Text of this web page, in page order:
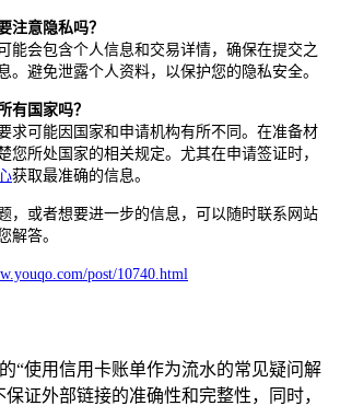
注意隐私吗？
能会包含个人信息和交易详情，确保在提交之
。避免泄露个人资料，以保护您的隐私安全。
有国家吗？
求可能因国家和申请机构有所不同。在准备材
您所处国家的相关规定。尤其在申请签证时，
获取最准确的信息。
，或者想要进一步的信息，可以随时联系网站
解答。
post/10740.html
“使用信用卡账单作为流水的常见疑问解
证外部链接的准确性和完整性，同时，